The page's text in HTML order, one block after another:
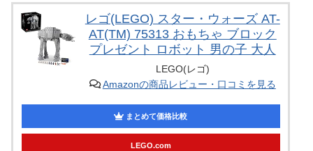
レゴ(LEGO) スター・ウォーズ AT-
AT(TM) 75313 おもちゃ ブロック
プレゼント ロボット 男の子 大人
LEGO(レゴ)
Amazonの商品レビュー・口コミを見る
まとめて価格比較
LEGO.com